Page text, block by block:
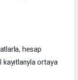
hesap
ortaya